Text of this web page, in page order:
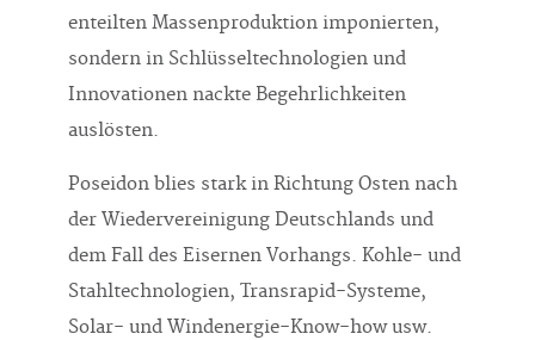
enteilten Massenproduktion imponierten,
sondern in Schlüsseltechnologien und
Innovationen nackte Begehrlichkeiten
auslösten.
Poseidon blies stark in Richtung Osten nach
der Wiedervereinigung Deutschlands und
dem Fall des Eisernen Vorhangs. Kohle- und
Stahltechnologien, Transrapid-Systeme,
Solar- und Windenergie-Know-how usw.